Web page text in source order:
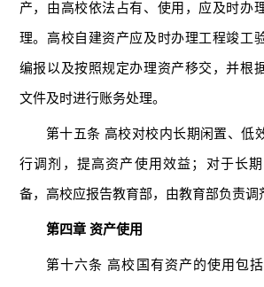
产，由高校依法占有、使用，应及时办
理。高校自建资产应及时办理工程竣工
编报以及按照规定办理资产移交，并根
文件及时进行账务处理。
第十五条 高校对校内长期闲置、低
行调剂，提高资产使用效益；对于长
备，高校应报告教育部，由教育部负责调
第四章 资产使用
第十六条 高校国有资产的使用包